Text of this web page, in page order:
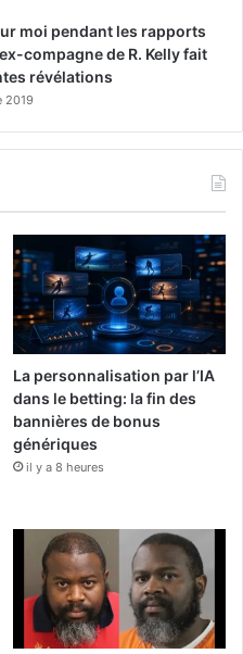
moi pendant les rapports
compagne de R. Kelly fait
révélations
2019
La personnalisation par l’IA
dans le betting: la fin des
bannières de bonus
génériques
il y a 8 heures